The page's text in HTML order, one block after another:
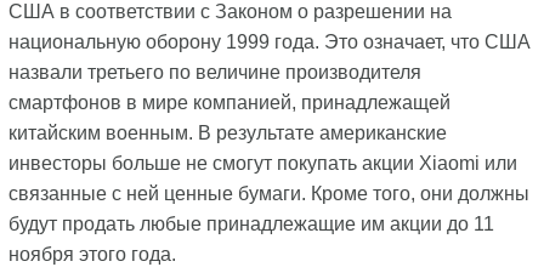
США в соответствии с Законом о разрешении на
национальную оборону 1999 года. Это означает, что США
назвали третьего по величине производителя
смартфонов в мире компанией, принадлежащей
китайским военным. В результате американские
инвесторы больше не смогут покупать акции Xiaomi или
связанные с ней ценные бумаги. Кроме того, они должны
будут продать любые принадлежащие им акции до 11
ноября этого года.